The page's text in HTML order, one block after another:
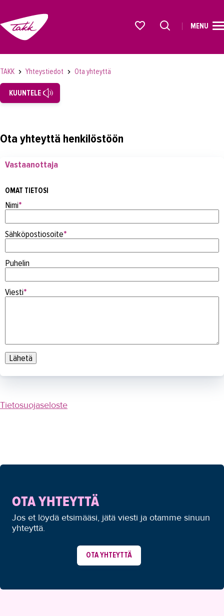
OPISKELIJAKSI
YRITYKSILLE
OMA TAKK
YHTEYSTIEDOT
Yhteystiedot
Näin saavut TAKKiin
Todistus kadoksissa?
Tietosuoja
MENU
TAKK Yhteystiedot Ota yhteyttä
KUUNTELE
Ota yhteyttä henkilöstöön
Vastaanottaja
OMAT TIETOSI
Nimi*
Sähköpostiosoite*
Puhelin
Viesti*
Tietosuojaseloste
OTA YHTEYTTÄ
Jos et löydä etsimääsi, jätä viesti ja otamme sinuun
yhteyttä.
OTA YHTEYTTÄ